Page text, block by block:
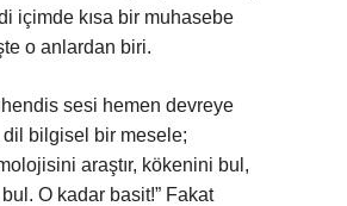
içimde kısa bir muhasebe
o anlardan biri.
sesi hemen devreye
dil bilgisel bir mesele;
araştır, kökenini bul,
O kadar basit!” Fakat